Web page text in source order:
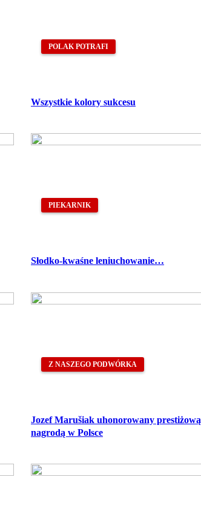
POLAK POTRAFI
Wszystkie kolory sukcesu
PIEKARNIK
Słodko-kwaśne leniuchowanie…
Z NASZEGO PODWÓRKA
Jozef Marušiak uhonorowany prestiżową
nagrodą w Polsce